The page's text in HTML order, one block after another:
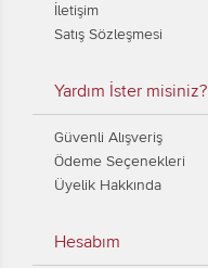
İletişim
Satış Sözleşmesi
Yardım İster misiniz?
Güvenli Alışveriş
Ödeme Seçenekleri
Üyelik Hakkında
Hesabım